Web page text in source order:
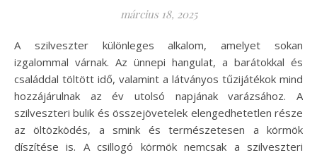
március 18, 2025
A szilveszter különleges alkalom, amelyet sokan
izgalommal várnak. Az ünnepi hangulat, a barátokkal és
családdal töltött idő, valamint a látványos tűzijátékok mind
hozzájárulnak az év utolsó napjának varázsához. A
szilveszteri bulik és összejövetelek elengedhetetlen része
az öltözködés, a smink és természetesen a körmök
díszítése is. A csillogó körmök nemcsak a szilveszteri